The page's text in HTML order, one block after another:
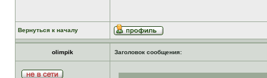
Вернуться к началу
olimpik Заголовок сообщения: